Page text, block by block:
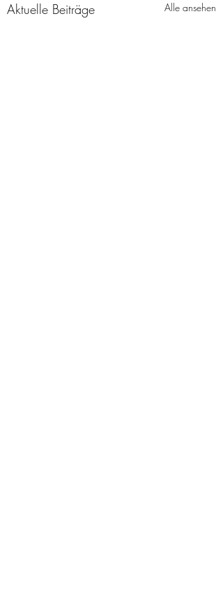
Aktuelle Beiträge Alle ansehen